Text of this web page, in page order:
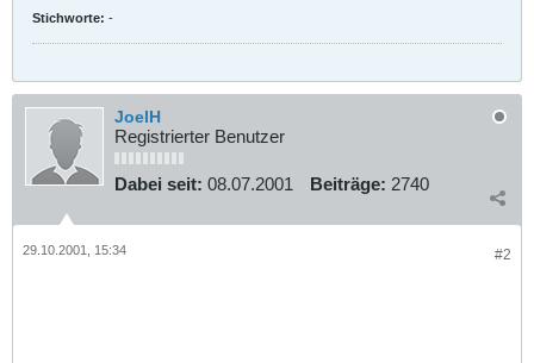
Stichworte: -
JoelH
Registrierter Benutzer
Dabei seit: 08.07.2001 Beiträge: 2740
#2
29.10.2001, 15:34